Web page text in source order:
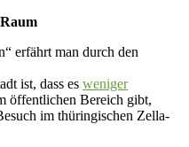
erfährt man durch den
ist, dass es weniger
öffentlichen Bereich gibt,
im thüringischen Zella-